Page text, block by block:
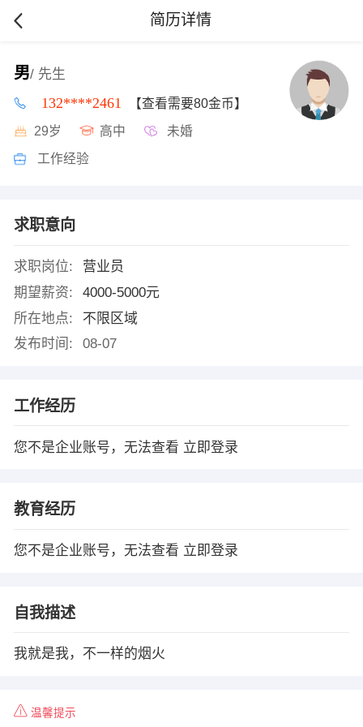
简历详情
男/ 先生
132****2461 【查看需要80金币】
29岁 高中 未婚
工作经验
求职意向
求职岗位:
营业员
期望薪资:
4000-5000元
所在地点:
不限区域
发布时间:
08-07
工作经历
您不是企业账号，无法查看 立即登录
教育经历
您不是企业账号，无法查看 立即登录
自我描述
我就是我，不一样的烟火
温馨提示